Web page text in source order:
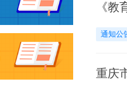
《
通知公
重庆